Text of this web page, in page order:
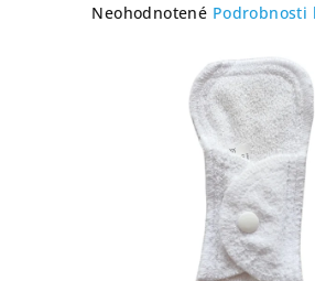
Priemerné
Neohodnotené Podrobnosti